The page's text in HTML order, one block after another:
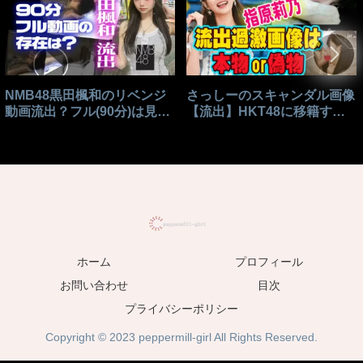
NMB48黒田楓和のリベンジ
動画流出？フル(90分)は見れ
さっしーのスキャンダル画像
【流出】HKT48に移籍する
ホーム
プロフィール
お問い合わせ
目次
プライバシーポリシー
Copyright © 2023 peppermill-girl All Rights Reserved.